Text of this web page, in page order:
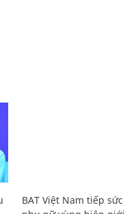
BAT Việt Nam tiếp sức